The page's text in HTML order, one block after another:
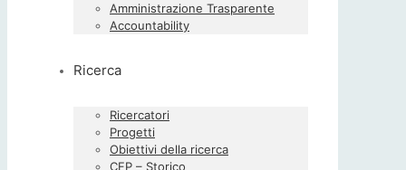
Amministrazione Trasparente
Accountability
Ricerca
Ricercatori
Progetti
Obiettivi della ricerca
CFP – Storico